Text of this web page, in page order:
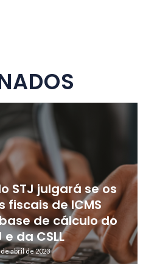
STJ julgará se os
fiscais de ICMS
de cálculo do
e da CSLL
de abril de 2023